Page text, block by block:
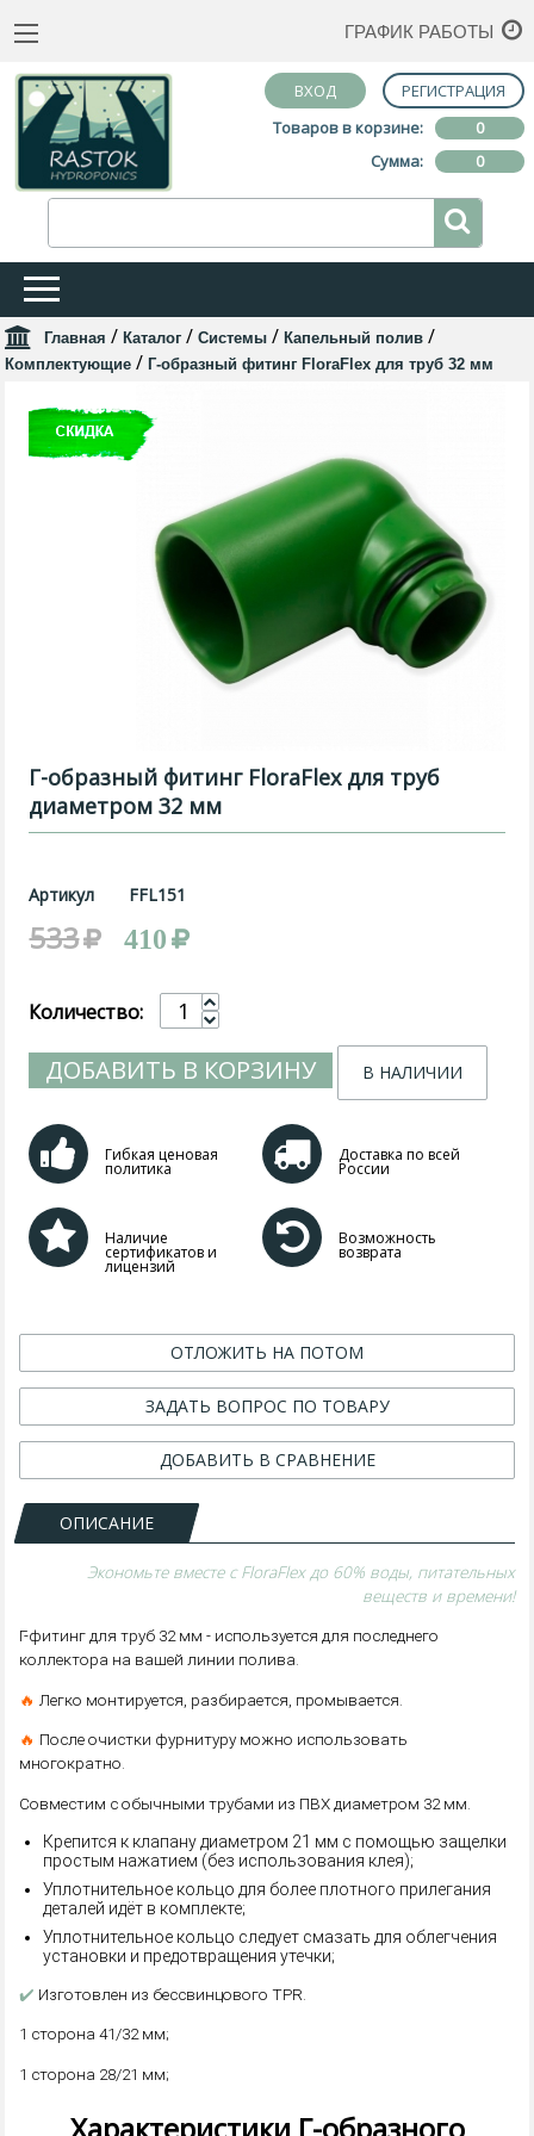
ГРАФИК РАБОТЫ
ВХОД
РЕГИСТРАЦИЯ
Товаров в корзине:
0
Сумма:
0
Главная / Каталог / Системы / Капельный полив /
Комплектующие / Г-образный фитинг FloraFlex для труб 32 мм
Г-образный фитинг FloraFlex для труб
диаметром 32 мм
Артикул FFL151
533 410
Количество:
ДОБАВИТЬ В КОРЗИНУ В НАЛИЧИИ
Гибкая ценовая
политика
Доставка по всей
России
Наличие
сертификатов и
лицензий
Возможность
возврата
ОТЛОЖИТЬ НА ПОТОМ
ЗАДАТЬ ВОПРОС ПО ТОВАРУ
ДОБАВИТЬ В СРАВНЕНИЕ
ОПИСАНИЕ
Экономьте вместе с FloraFlex до 60% воды, питательных
веществ и времени!
Г-фитинг для труб 32 мм - используется для последнего
коллектора на вашей линии полива.
🔥 Легко монтируется, разбирается, промывается.
🔥 После очистки фурнитуру можно использовать
многократно.
Совместим с обычными трубами из ПВХ диаметром 32 мм.
Крепится к клапану диаметром 21 мм с помощью защелки
простым нажатием (без использования клея);
Уплотнительное кольцо для более плотного прилегания
деталей идёт в комплекте;
Уплотнительное кольцо следует смазать для облегчения
установки и предотвращения утечки;
✔️ Изготовлен из бессвинцового TPR.
1 сторона 41/32 мм;
1 сторона 28/21 мм;